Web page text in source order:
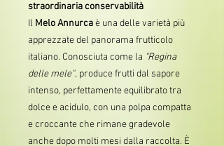
straordinaria conservabilità
Il Melo Annurcaè una delle varietà più
apprezzate del panorama frutticolo
italiano. Conosciuta come la "Regina
delle mele", produce frutti dal sapore
intenso, perfettamente equilibrato tra
dolce e acidulo, con una polpa compatta
e croccante che rimane gradevole
anche dopo molti mesi dalla raccolta. È